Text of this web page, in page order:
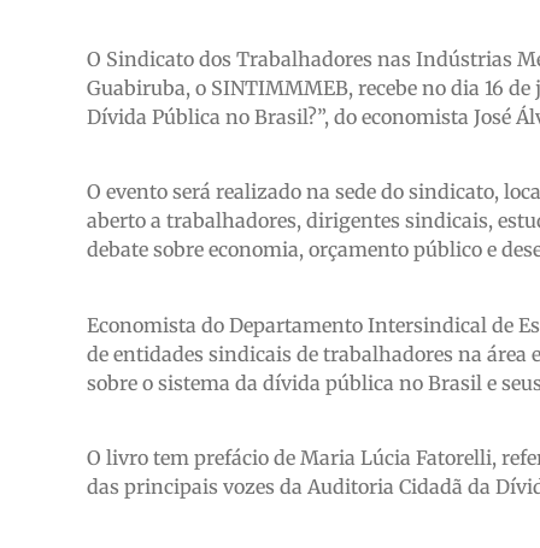
O Sindicato dos Trabalhadores nas Indústrias
Guabiruba, o SINTIMMMEB, recebe no dia 16
Dívida Pública no Brasil?”, do economista José
O evento será realizado na sede do sindicato,
aberto a trabalhadores, dirigentes sindicais,
debate sobre economia, orçamento público e
Economista do Departamento Intersindical de
de entidades sindicais de trabalhadores na área
sobre o sistema da dívida pública no Brasil e
O livro tem prefácio de Maria Lúcia Fatorelli,
das principais vozes da Auditoria Cidadã da